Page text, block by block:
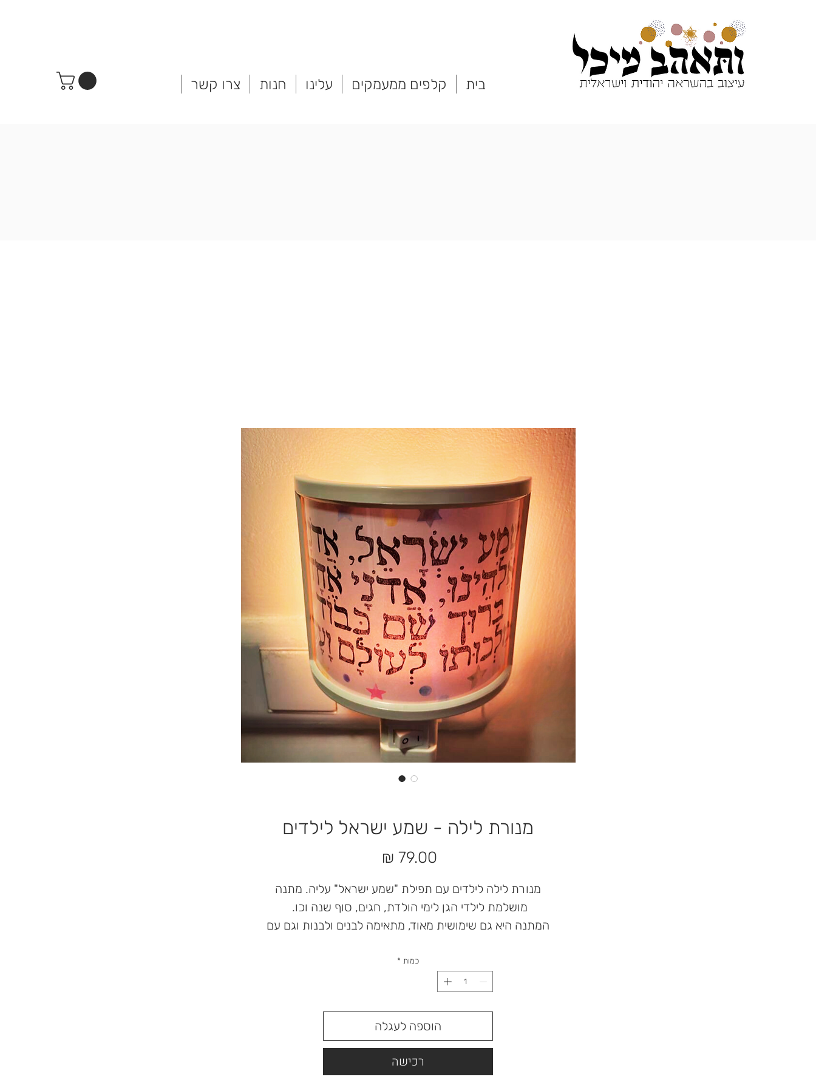
בית קלפים ממעמקים עלינו חנות צרו קשר
מנורת לילה - שמע ישראל לילדים
מנורת לילה לילדים עם תפילת "שמע ישראל" עליה. מתנה
מושלמת לילדי הגן לימי הולדת, חגים, סוף שנה וכו.
המתנה היא גם שימושית מאוד, מתאימה לבנים ולבנות וגם עם
תחושת רוגע ושמירה.
מחיר מוזל לכמות גדולה - יש לפנות בפרטי
כמות *
הוספה לעגלה
רכישה